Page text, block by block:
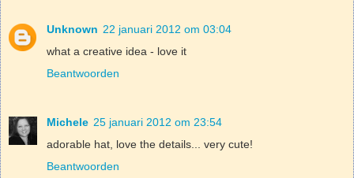
Unknown 22 januari 2012 om 03:04
what a creative idea - love it
Beantwoorden
Michele 25 januari 2012 om 23:54
adorable hat, love the details... very cute!
Beantwoorden